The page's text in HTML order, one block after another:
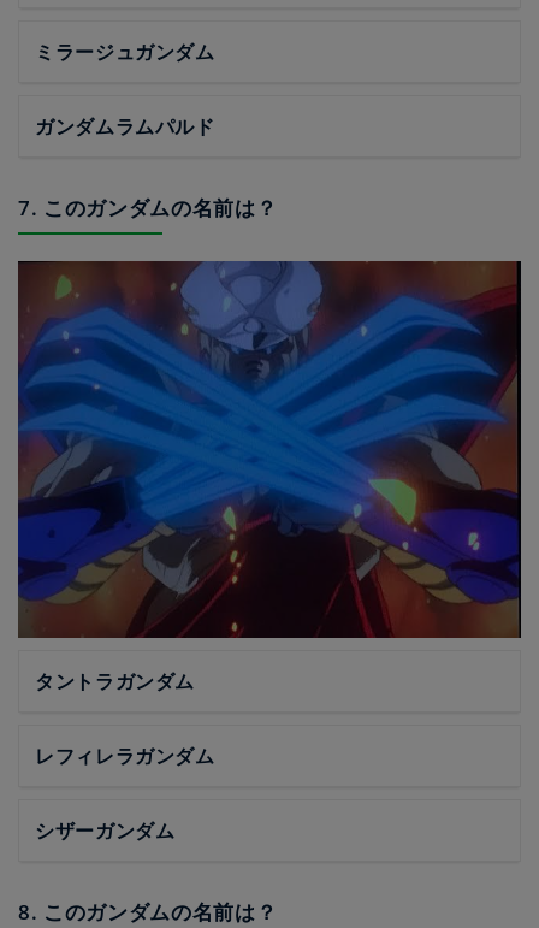
ミラージュガンダム
ガンダムラムパルド
7. このガンダムの名前は？
タントラガンダム
レフィレラガンダム
シザーガンダム
8. このガンダムの名前は？